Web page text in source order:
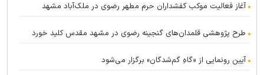
آغاز فعالیت موکب کفشداران حرم مطهر رضوی در ملک‌آباد مشهد
طرح پژوهشی قلمدان‌های گنجینه رضوی در مشهد مقدس کلید خورد
آیین رونمایی از «گاهِ گم‌شدگان» برگزار می‌شود